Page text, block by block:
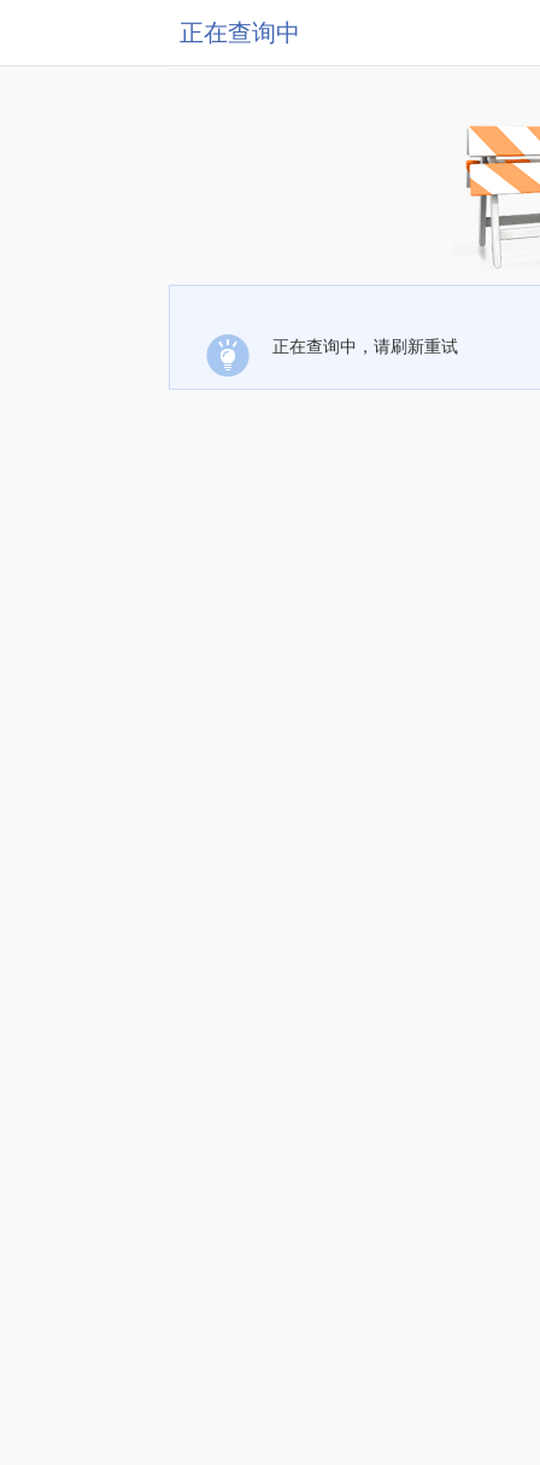
正在查询中
正在查询中，请刷新重试